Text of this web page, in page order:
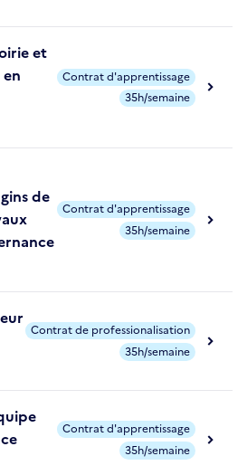
et
Contrat d'apprentissage
35h/semaine
de
Contrat d'apprentissage
35h/semaine
Contrat de professionalisation
35h/semaine
Contrat d'apprentissage
35h/semaine